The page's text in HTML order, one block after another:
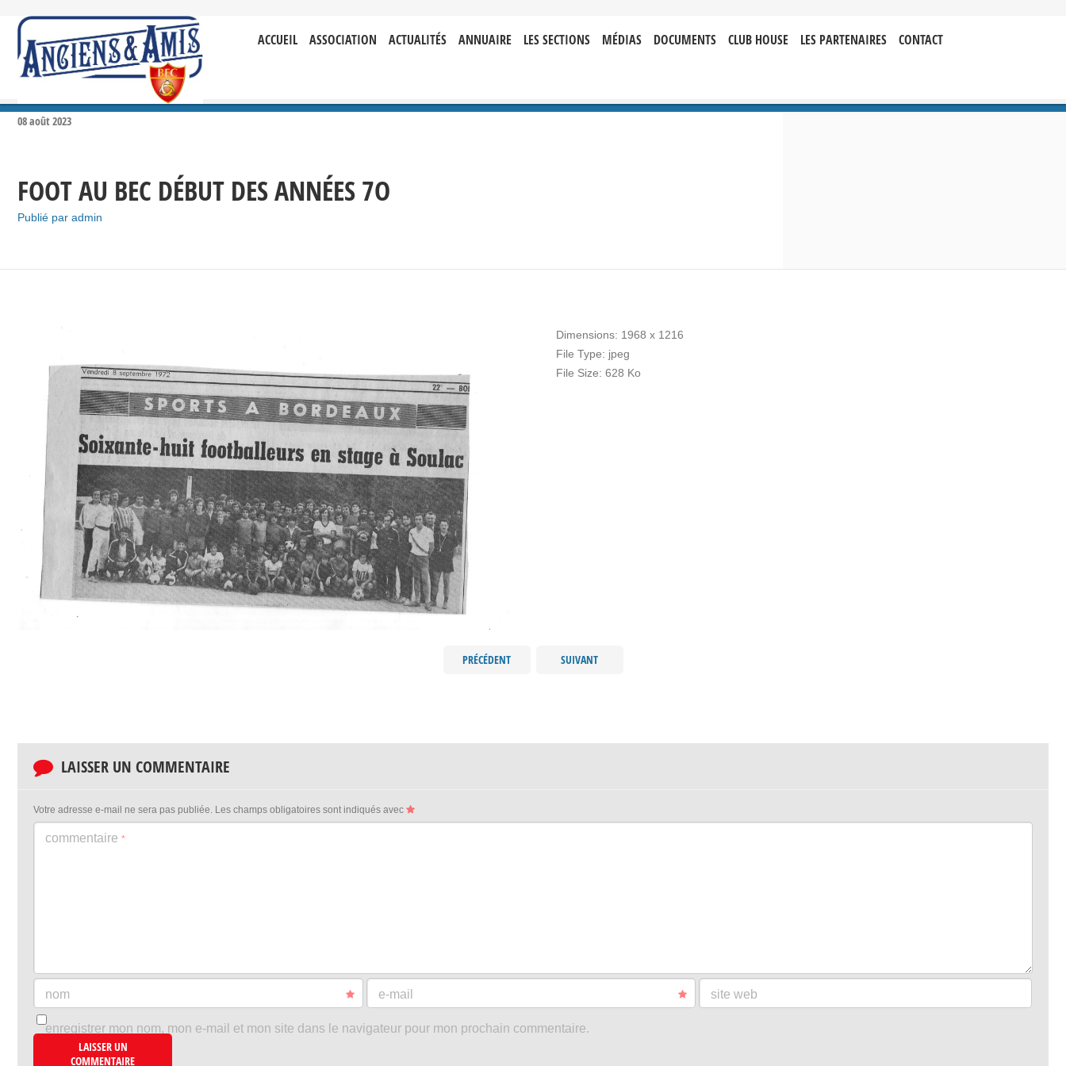
ACCUEIL ASSOCIATION ACTUALITÉS ANNUAIRE LES SECTIONS MÉDIAS DOCUMENTS CLUB HOUSE LES PARTENAIRES CONTACT
08août2023
FOOT AU BEC DÉBUT DES ANNÉES 7O
Publié par admin
Dimensions: 1968 x 1216
File Type: jpeg
File Size: 628 Ko
PRÉCÉDENT SUIVANT
LAISSER UN COMMENTAIRE
Votre adresse e-mail ne sera pas publiée. Les champs obligatoires sont indiqués avec
commentaire *
nom e-mail site web
enregistrer mon nom, mon e-mail et mon site dans le navigateur pour mon prochain commentaire.